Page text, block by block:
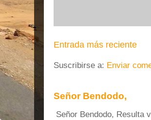
Entrada más reciente
Suscribirse a: Enviar
Señor Bendodo,
Señor Bendodo, Resulta